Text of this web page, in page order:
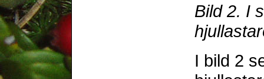
Bild 2. I
I bild 2